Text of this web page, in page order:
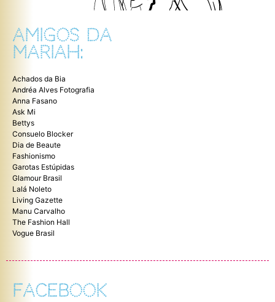
AMIGOS DA
MARIAH:
Achados da Bia
Andréa Alves Fotografia
Anna Fasano
Ask Mi
Bettys
Consuelo Blocker
Dia de Beaute
Fashionismo
Garotas Estúpidas
Glamour Brasil
Lalá Noleto
Living Gazette
Manu Carvalho
The Fashion Hall
Vogue Brasil
FACEBOOK